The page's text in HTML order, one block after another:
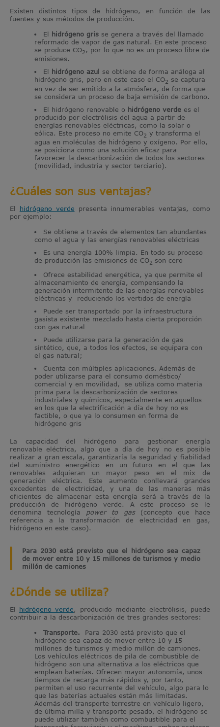
Existen distintos tipos de hidrógeno, en función de las
fuentes y sus métodos de producción.
El hidrógeno gris se genera a través del llamado
reformado de vapor de gas natural. En este proceso
se produce CO2 , por lo que no es un proceso libre de
emisiones.
El hidrógeno azul se obtiene de forma análoga al
hidrógeno gris, pero en este caso el CO2 se captura
en vez de ser emitido a la atmósfera, de forma que
se considera un proceso de baja emisión de carbono.
El hidrógeno renovable o hidrógeno verde es el
producido por electrólisis del agua a partir de
energías renovables eléctricas, como la solar o
eólica. Este proceso no emite CO2 y transforma el
agua en moléculas de hidrógeno y oxígeno. Por ello,
se posiciona como una solución eficaz para
favorecer la descarbonización de todos los sectores
(movilidad, industria y sector terciario).
¿Cuáles son sus ventajas?
El hidrógeno verde presenta innumerables ventajas, como
por ejemplo:
Se obtiene a través de elementos tan abundantes
como el agua y las energías renovables eléctricas
Es una energía 100% limpia. En todo su proceso
de producción las emisiones de CO2 son cero
Ofrece estabilidad energética, ya que permite el
almacenamiento de energía, compensando la
generación intermitente de las energías renovables
eléctricas y reduciendo los vertidos de energía
Puede ser transportado por la infraestructura
gasista existente mezclado hasta cierta proporción
con gas natural
Puede utilizarse para la generación de gas
sintético, que, a todos los efectos, se equipara con
el gas natural;
Cuenta con múltiples aplicaciones. Además de
poder utilizarse para el consumo doméstico/
comercial y en movilidad, se utiliza como materia
prima para la descarbonización de sectores
industriales y químicos, especialmente en aquellos
en los que la electrificación a día de hoy no es
factible, o que ya lo consumen en forma de
hidrógeno gris
La capacidad del hidrógeno para gestionar energía
renovable eléctrica, algo que a día de hoy no es posible
realizar a gran escala, garantizaría la seguridad y fiabilidad
del suministro energético en un futuro en el que las
renovables adquieran un mayor peso en el mix de
generación eléctrica. Este aumento conllevará grandes
excedentes de electricidad, y una de las maneras más
eficientes de almacenar esta energía será a través de la
producción de hidrógeno verde. A este proceso se le
denomina tecnología power to gas(concepto que hace
referencia a la transformación de electricidad en gas,
hidrógeno en este caso).
Para 2030 está previsto que el hidrógeno sea capaz
de mover entre 10 y 15 millones de turismos y medio
millón de camiones
¿Dónde se utiliza?
El hidrógeno verde, producido mediante electrólisis, puede
contribuir a la descarbonización de tres grandes sectores:
Transporte. Para 2030 está previsto que el
hidrógeno sea capaz de mover entre 10 y 15
millones de turismos y medio millón de camiones.
Los vehículos eléctricos de pila de combustible de
hidrógeno son una alternativa a los eléctricos que
emplean baterías. Ofrecen mayor autonomía, unos
tiempos de recarga más rápidos y, por tanto,
permiten el uso recurrente del vehículo, algo para lo
que las baterías actuales están más limitadas.
Además del transporte terrestre en vehículo ligero,
de última milla y transporte pesado, el hidrógeno se
puede utilizar también como combustible para el